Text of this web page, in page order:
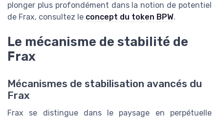
plonger plus profondément dans la notion de potentiel
de Frax, consultez le concept du token BPW.
Le mécanisme de stabilité de
Frax
Mécanismes de stabilisation avancés du
Frax
Frax se distingue dans le paysage en perpétuelle